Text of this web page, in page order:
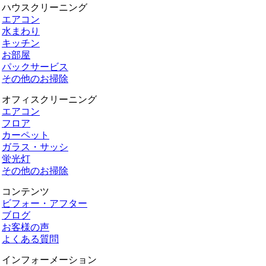
ハウスクリーニング
エアコン
水まわり
キッチン
お部屋
パックサービス
その他のお掃除
オフィスクリーニング
エアコン
フロア
カーペット
ガラス・サッシ
蛍光灯
その他のお掃除
コンテンツ
ビフォー・アフター
ブログ
お客様の声
よくある質問
インフォーメーション